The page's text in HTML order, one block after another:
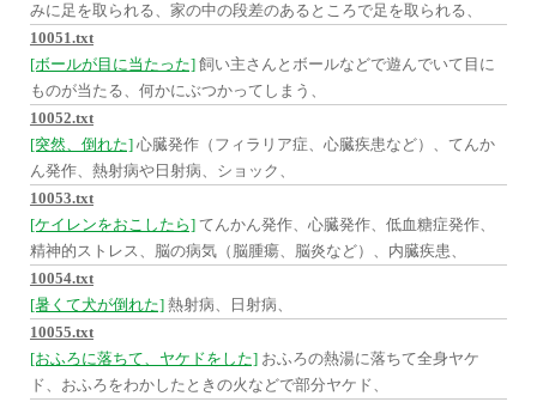
みに足を取られる、家の中の段差のあるところで足を取られる、
10051.txt
[ボールが目に当たった] 飼い主さんとボールなどで遊んでいて目に
ものが当たる、何かにぶつかってしまう、
10052.txt
[突然、倒れた] 心臓発作（フィラリア症、心臓疾患など）、てんか
ん発作、熱射病や日射病、ショック、
10053.txt
[ケイレンをおこしたら] てんかん発作、心臓発作、低血糖症発作、
精神的ストレス、脳の病気（脳腫瘍、脳炎など）、内臓疾患、
10054.txt
[暑くて犬が倒れた] 熱射病、日射病、
10055.txt
[おふろに落ちて、ヤケドをした] おふろの熱湯に落ちて全身ヤケ
ド、おふろをわかしたときの火などで部分ヤケド、